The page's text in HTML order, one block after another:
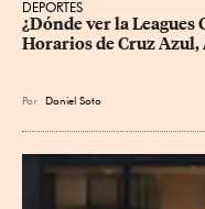
DEPORTES
¿Dónde ver la Leagues
Horarios de Cruz
Por Daniel Soto